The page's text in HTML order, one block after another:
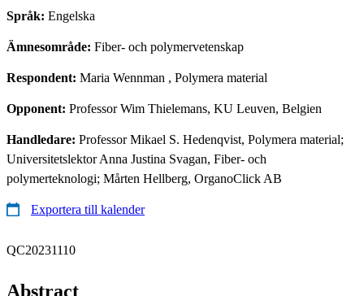
Språk: Engelska
Ämnesområde: Fiber- och polymervetenskap
Respondent: Maria Wennman , Polymera material
Opponent: Professor Wim Thielemans, KU Leuven, Belgien
Handledare: Professor Mikael S. Hedenqvist, Polymera material;
Universitetslektor Anna Justina Svagan, Fiber- och
polymerteknologi; Mårten Hellberg, OrganoClick AB
Exportera till kalender
QC20231110
Abstract